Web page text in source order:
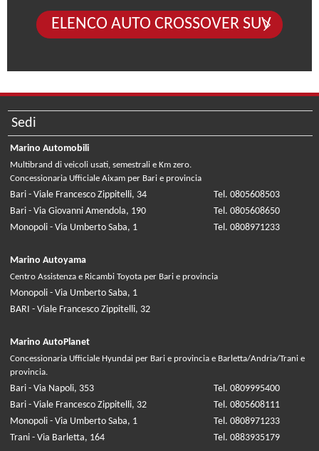
ELENCO AUTO CROSSOVER SUV
Sedi
Marino Automobili
Multibrand di veicoli usati, semestrali e Km zero.
Concessionaria Ufficiale Aixam per Bari e provincia
Bari - Viale Francesco Zippitelli, 34
Tel. 0805608503
Bari - Via Giovanni Amendola, 190
Tel. 0805608650
Monopoli - Via Umberto Saba, 1
Tel. 0808971233
Marino Autoyama
Centro Assistenza e Ricambi Toyota per Bari e provincia
Monopoli - Via Umberto Saba, 1
BARI - Viale Francesco Zippitelli, 32
Marino AutoPlanet
Concessionaria Ufficiale Hyundai per Bari e provincia e Barletta/Andria/Trani e
provincia.
Bari - Via Napoli, 353
Tel. 0809995400
Bari - Viale Francesco Zippitelli, 32
Tel. 0805608111
Monopoli - Via Umberto Saba, 1
Tel. 0808971233
Trani - Via Barletta, 164
Tel. 0883935179